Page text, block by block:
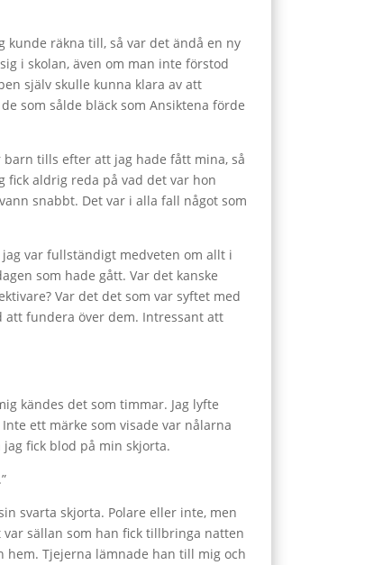
räkna till, så var det ändå en ny
i skolan, även om man inte förstod
själv skulle kunna klara av att
som sålde bläck som Ansiktena förde
tills efter att jag hade fått mina, så
fick aldrig reda på vad det var hon
snabbt. Det var i alla fall något som
var fullständigt medveten om allt i
som hade gått. Var det kanske
Var det det som var syftet med
att fundera över dem. Intressant att
kändes det som timmar. Jag lyfte
ett märke som visade var nålarna
fick blod på min skjorta.
svarta skjorta. Polare eller inte, men
sällan som han fick tillbringa natten
hem. Tjejerna lämnade han till mig och